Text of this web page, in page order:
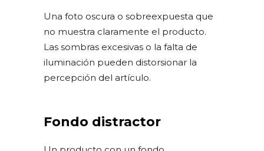
Una foto oscura o sobreexpuesta que
no muestra claramente el producto.
Las sombras excesivas o la falta de
iluminación pueden distorsionar la
percepción del artículo.
Fondo distractor